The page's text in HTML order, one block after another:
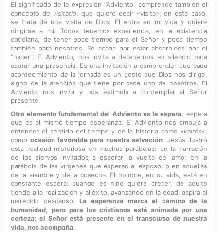
El significado de la expresión “Adviento” comprende también el
concepto de visitatio , que quiere decir «visita»; en este caso,
se trata de una visita de Dios: Él entra en mi vida y quiere
dirigirse a mí. Todos tenemos experiencia, en la existencia
cotidiana, de tener poco tiempo para el Señor y poco tiempo
también para nosotros. Se acaba por estar absorbidos por el
“hacer”. El Adviento, nos invita a detenernos en silencio para
captar una presencia. Es una invitación a comprender que cada
acontecimiento de la jornada es un gesto que Dios nos dirige,
signo de la atención que tiene por cada uno de nosotros. El
Adviento nos invita y nos estimula a contemplar al Señor
presente.
Otro elemento fundamental del Adviento es la espera, espera
que es al mismo tiempo esperanza. El Adviento nos empuja a
entender el sentido del tiempo y de la historia como «kairós«,
comoocasión favorable para nuestra salvación. Jesús ilustró
esta realidad misteriosa en muchas parábolas: en la narración
de los siervos invitados a esperar la vuelta del amo; en la
parábola de las vírgenes que esperan al esposo; o en aquellas
de la siembre y de la cosecha. El hombre, en su vida, está en
constante espera: cuando es niño quiere crecer, de adulto
tiende a la realización y al éxito, avanzando en la edad, aspira al
merecido descanso. La esperanza marca el camino de la
humanidad, pero para los cristianos está animada por una
certeza: el Señor está presente en el transcurso de nuestra
vida, nos acompaña.